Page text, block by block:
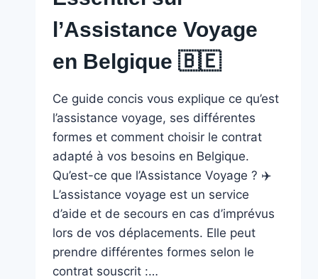
l’Assistance Voyage
en Belgique 🇧🇪 ️
Ce guide concis vous explique ce qu’est
l’assistance voyage, ses différentes
formes et comment choisir le contrat
adapté à vos besoins en Belgique.
Qu’est-ce que l’Assistance Voyage ? ✈️
L’assistance voyage est un service
d’aide et de secours en cas d’imprévus
lors de vos déplacements. Elle peut
prendre différentes formes selon le
contrat souscrit :…